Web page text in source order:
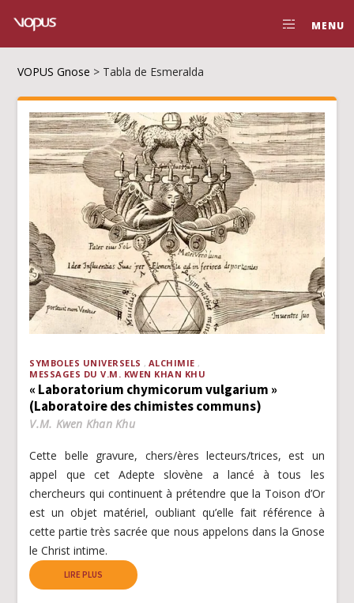
MENU
VOPUS Gnose > Tabla de Esmeralda
SYMBOLES UNIVERSELS
ALCHIMIE
MESSAGES DU V.M. KWEN KHAN KHU
« Laboratorium chymicorum vulgarium »
(Laboratoire des chimistes communs)
V.M. Kwen Khan Khu
Cette belle gravure, chers/ères lecteurs/trices, est un
appel que cet Adepte slovène a lancé à tous les
chercheurs qui continuent à prétendre que la Toison d’Or
est un objet matériel, oubliant qu’elle fait référence à
cette partie très sacrée que nous appelons dans la Gnose
le Christ intime.
LIRE PLUS